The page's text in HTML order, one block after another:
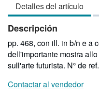
5
de
5
estrellas
Detalles del artículo
Descripción
pp. 468, con ill. in b/n e a
dell'importante mostra
sull'arte futurista. N° de
Contactar al vendedor